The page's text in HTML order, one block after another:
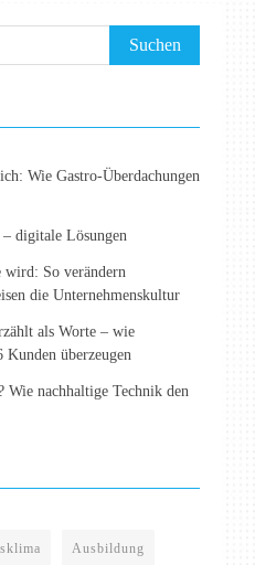
Wie Gastro-Überdachungen
digitale Lösungen
wird: So verändern
die Unternehmenskultur
als Worte – wie
Kunden überzeugen
Wie nachhaltige Technik den
Ausbildung